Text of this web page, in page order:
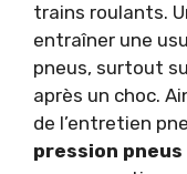
trains roulants.
entraîner une
pneus, surtout
après un choc.
de l’entretien
pression pneus